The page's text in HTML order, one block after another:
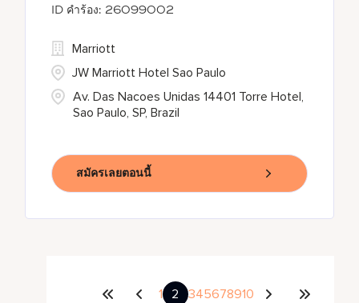
26099002
Av. Das Nacoes Unidas 14401 Torre Hotel,
Sao Paulo, SP, Brazil
Marriott
JW Marriott Hotel Sao Paulo
สมัครเลยตอนนี้
1 2 345678910